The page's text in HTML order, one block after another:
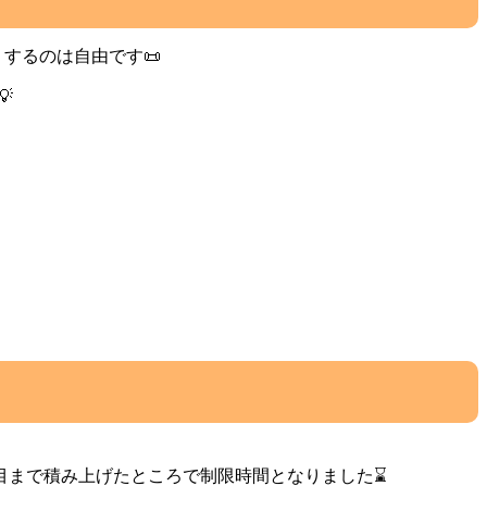
るのは自由です📜
で積み上げたところで制限時間となりました⌛️